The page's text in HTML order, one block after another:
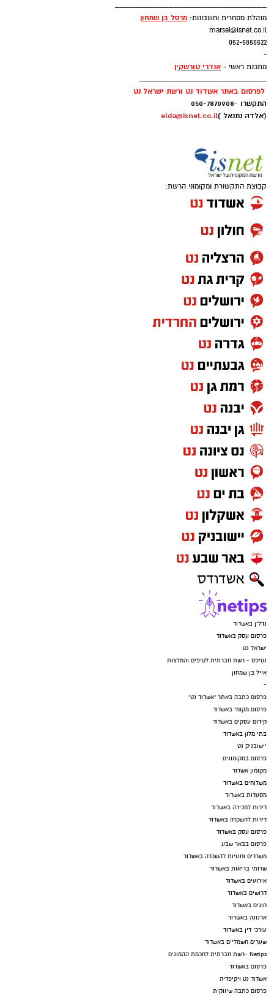
_______________________________
מנהלת מסחרית וחשבונות: מרסל בן שמחון
marsel@isnet.co.il
052-5855522
-
מתכנת ראשי - אנדרי טורשקין
__________________________
לפרסום באתר אשדוד נט ורשת ישראל נט
התקשרו -
050-7870908
(אלדה נתנאל )elda@isnet.co.il
קבוצת התקשורת ומקומוני הרשת:
נדל"ן באשדוד
פרסום עסק באשדוד
ישראל נט
נטיפס - רשת חברתית לטיפים והמלצות
אייל בן שמחון
-
פרסום כתבה באתר "אשדוד נט"
פרסום מקומי באשדוד
קידום עסקים באשדוד
בתי מלון באשדוד
יישובניק נט
פרסום במקומונים
מקומון אשדוד
משלוחים באשדוד
מסעדות באשדוד
דירות למכירה באשדוד
דירות להשכרה באשדוד
פרסום עסק באשדוד
פרסום בבאר שבע
משרדים וחנויות להשכרה באשדוד
שרותי בריאות באשדוד
אירועים באשדוד
דרושים באשדוד
חוגים באשדוד
ארנונה באשדוד
עורכי דין באשדוד
שערים חשמליים באשדוד
Netips -רשת חברתית לחכמת ההמונים
פרסום באשדוד
אשדוד נט ויקיפדיה
פרסום כתבה שיווקית